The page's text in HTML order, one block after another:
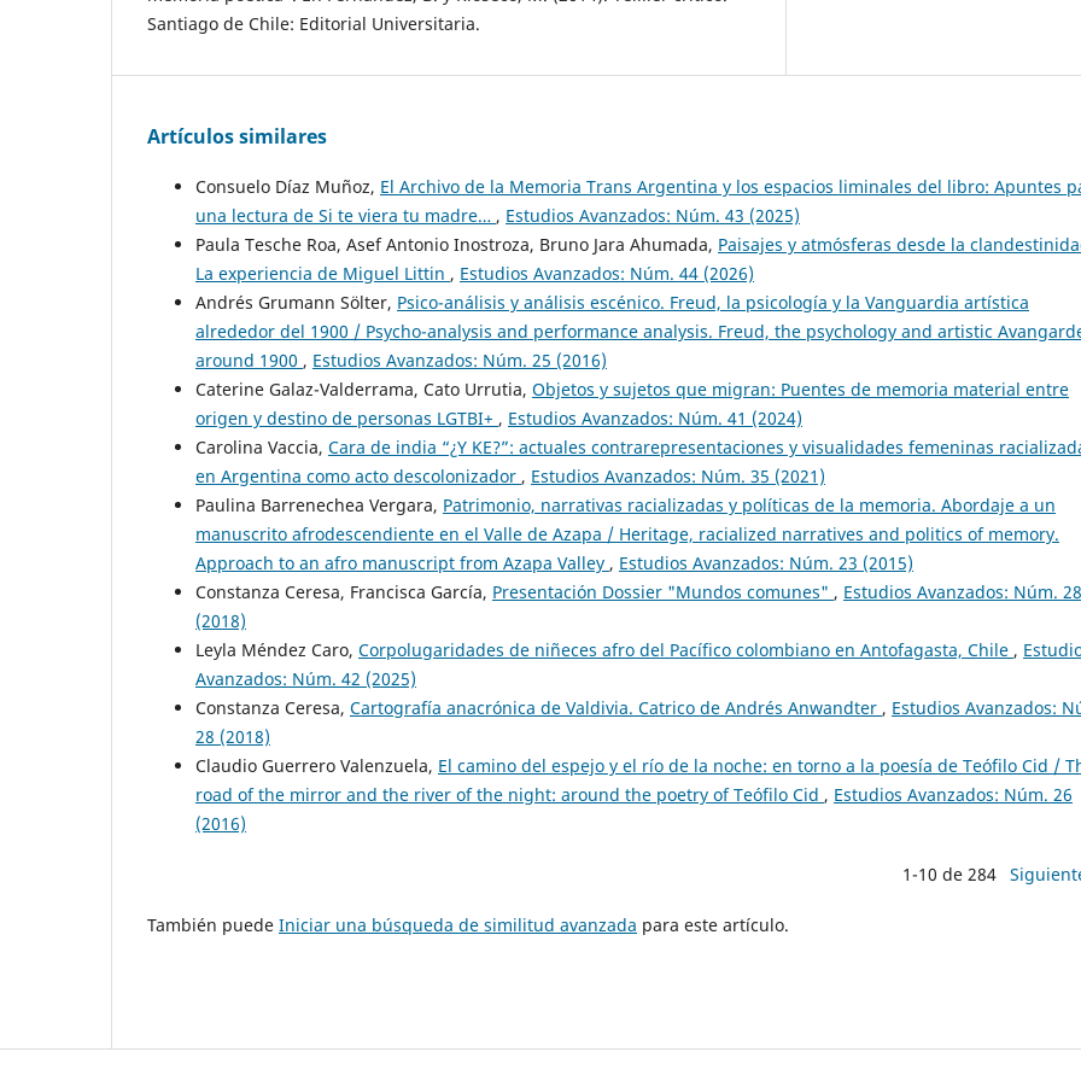
Santiago de Chile: Editorial Universitaria.
Artículos similares
Consuelo Díaz Muñoz, El Archivo de la Memoria Trans Argentina y los espacios liminales del libro: Apuntes
una lectura de Si te viera tu madre… , Estudios Avanzados: Núm. 43 (2025)
Paula Tesche Roa, Asef Antonio Inostroza, Bruno Jara Ahumada, Paisajes y atmósferas desde la
La experiencia de Miguel Littin , Estudios Avanzados: Núm. 44 (2026)
Andrés Grumann Sölter, Psico-análisis y análisis escénico. Freud, la psicología y la Vanguardia artística
alrededor del 1900 / Psycho-analysis and performance analysis. Freud, the psychology and artistic
around 1900 , Estudios Avanzados: Núm. 25 (2016)
Caterine Galaz-Valderrama, Cato Urrutia, Objetos y sujetos que migran: Puentes de memoria material entre
origen y destino de personas LGTBI+ , Estudios Avanzados: Núm. 41 (2024)
Carolina Vaccia, Cara de india “¿Y KE?”: actuales contrarepresentaciones y visualidades femeninas
en Argentina como acto descolonizador , Estudios Avanzados: Núm. 35 (2021)
Paulina Barrenechea Vergara, Patrimonio, narrativas racializadas y políticas de la memoria. Abordaje a un
manuscrito afrodescendiente en el Valle de Azapa / Heritage, racialized narratives and politics of memory.
Approach to an afro manuscript from Azapa Valley , Estudios Avanzados: Núm. 23 (2015)
Constanza Ceresa, Francisca García, Presentación Dossier "Mundos comunes" , Estudios Avanzados: Núm. 28
(2018)
Leyla Méndez Caro, Corpolugaridades de niñeces afro del Pacífico colombiano en Antofagasta, Chile ,
Avanzados: Núm. 42 (2025)
Constanza Ceresa, Cartografía anacrónica de Valdivia. Catrico de Andrés Anwandter , Estudios Avanzados:
28 (2018)
Claudio Guerrero Valenzuela, El camino del espejo y el río de la noche: en torno a la poesía de Teófilo Cid /
road of the mirror and the river of the night: around the poetry of Teófilo Cid , Estudios Avanzados: Núm. 26
(2016)
1-10 de 284
También puede Iniciar una búsqueda de similitud avanzada para este artículo.